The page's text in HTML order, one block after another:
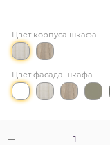
Цвет корпуса шкафа —
Цвет фасада шкафа —